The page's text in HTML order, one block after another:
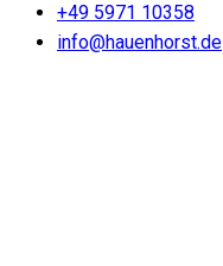
+49 5971 10358
info@hauenhorst.de